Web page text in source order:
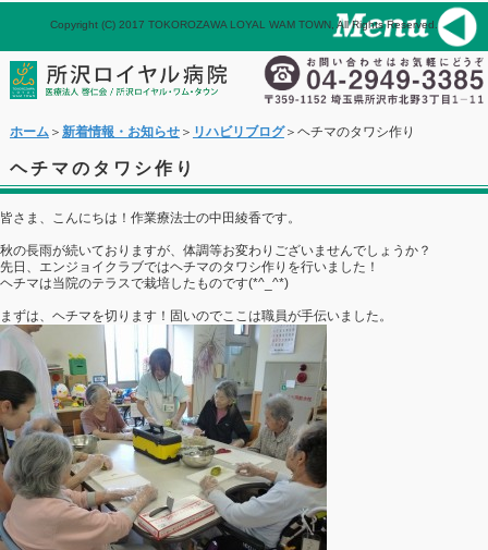
ホーム＞ 新着情報・お知らせ＞ リハビリブログ＞ヘチマのタワシ作り
ヘチマのタワシ作り
皆さま、こんにちは！作業療法士の中田綾香です。
秋の長雨が続いておりますが、体調等お変わりございませんでしょうか？
先日、エンジョイクラブではヘチマのタワシ作りを行いました！
ヘチマは当院のテラスで栽培したものです(*^_^*)
まずは、ヘチマを切ります！固いのでここは職員が手伝いました。
Copyright (C) 2017 TOKOROZAWA LOYAL WAM TOWN, All Rights Reserved.
メール